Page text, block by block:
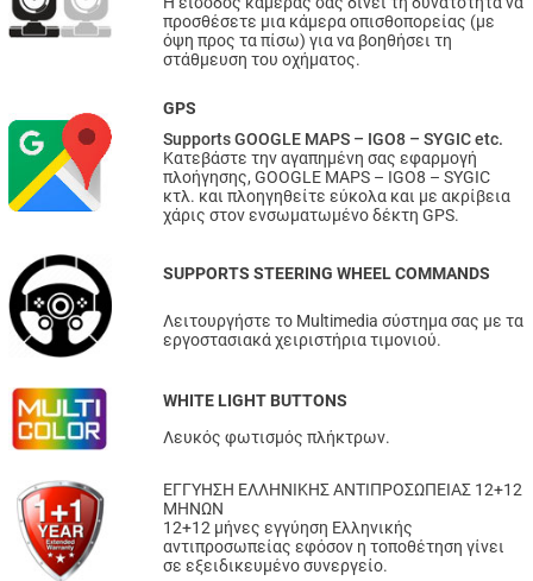
προσθέσετε μια κάμερα οπισθοπορείας (με
όψη προς τα πίσω) για να βοηθήσει τη
στάθμευση του οχήματος.
GPS
Supports GOOGLE MAPS – IGO8 – SYGIC etc.
Κατεβάστε την αγαπημένη σας εφαρμογή
πλοήγησης, GOOGLE MAPS – IGO8 – SYGIC
κτλ. και πλοηγηθείτε εύκολα και με ακρίβεια
χάρις στον ενσωματωμένο δέκτη GPS.
SUPPORTS STEERING WHEEL COMMANDS
Λειτουργήστε το Multimedia σύστημα σας με τα
εργοστασιακά χειριστήρια τιμονιού.
WHITE LIGHT BUTTONS
Λευκός φωτισμός πλήκτρων.
ΕΓΓΥΗΣΗ ΕΛΛΗΝΙΚΗΣ ΑΝΤΙΠΡΟΣΩΠΕΙΑΣ 12+12
ΜΗΝΩΝ
12+12 μήνες εγγύηση Ελληνικής
αντιπροσωπείας εφόσον η τοποθέτηση γίνει
σε εξειδικευμένο συνεργείο.